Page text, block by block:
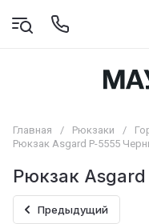
Главная / Рюкзаки /
Рюкзак Asgard Р-5555
Рюкзак
Предыдущий